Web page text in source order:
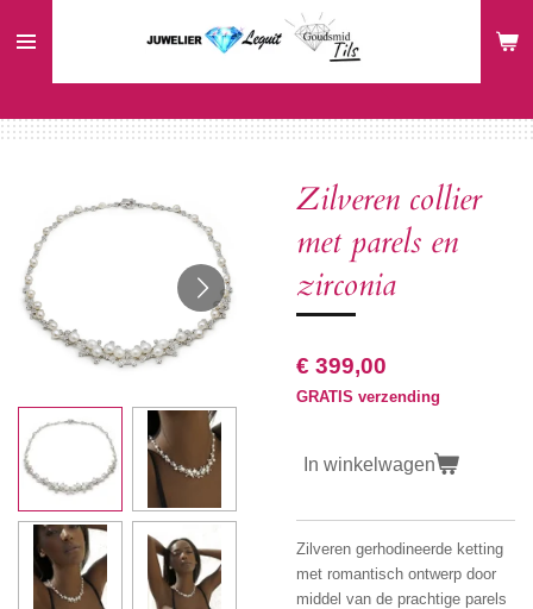
direct
hoofdinhoud
Zilveren collier
met parels en
zirconia
€ 399,00
GRATIS verzending
In winkelwagen
Zilveren gerhodineerde ketting
met romantisch ontwerp door
middel van de prachtige parels